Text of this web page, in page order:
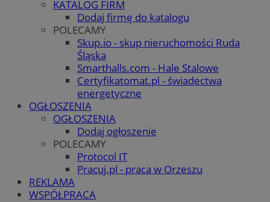
KATALOG FIRM
Dodaj firmę do katalogu
POLECAMY
Skup.io - skup nieruchomości Ruda
Śląska
Smarthalls.com - Hale Stalowe
Certyfikatomat.pl - świadectwa
energetyczne
OGŁOSZENIA
OGŁOSZENIA
Dodaj ogłoszenie
POLECAMY
Protocol IT
Pracuj.pl - praca w Orzeszu
REKLAMA
WSPÓŁPRACA